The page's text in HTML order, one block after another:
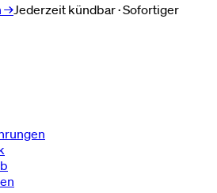
→Jederzeit kündbar · Sofortiger